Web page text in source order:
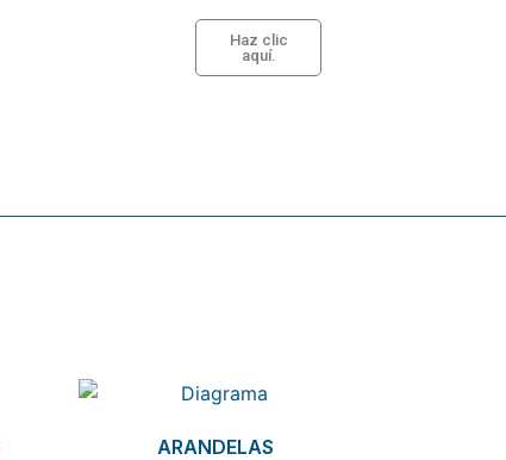
Haz clic
aquí.
ARANDELAS